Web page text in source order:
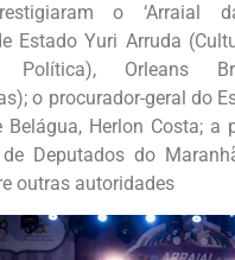
o ‘Arraial
Estado Yuri Arruda
Política), Orleans
o procurador-geral do
Herlon Costa; a
Deputados do
outras autoridades